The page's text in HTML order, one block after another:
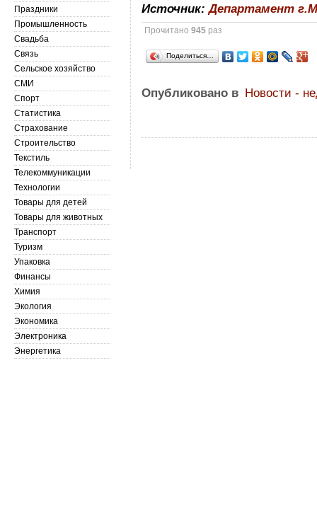
Источник:Департамент
Прочитано945 раз
Поделиться…
Опубликовано в Новости -
Праздники
Промышленность
Свадьба
Связь
Сельское хозяйство
СМИ
Спорт
Статистика
Страхование
Строительство
Текстиль
Телекоммуникации
Технологии
Товары для детей
Товары для животных
Транспорт
Туризм
Упаковка
Финансы
Химия
Экология
Экономика
Электроника
Энергетика